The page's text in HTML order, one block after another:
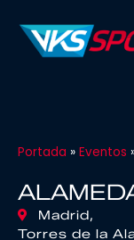
Portada » Eventos
Madrid,
Torres de la